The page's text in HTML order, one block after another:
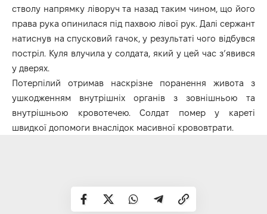
стволу напрямку ліворуч та назад таким чином, що його
права рука опинилася під пахвою лівої рук. Далі сержант
натиснув на спусковий гачок, у результаті чого відбувся
постріл. Куля влучила у солдата, який у цей час з’явився
у дверях.
Потерпілий отримав наскрізне поранення живота з
ушкодженням внутрішніх органів з зовнішньою та
внутрішньою кровотечею. Солдат помер у кареті
швидкої допомоги внаслідок масивної крововтрати.